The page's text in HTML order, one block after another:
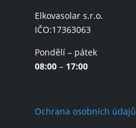
Elkovasolar s.r.o.
IČO:17363063
Pondělí – pátek
08:00– 17:00
Ochrana osobních údajů